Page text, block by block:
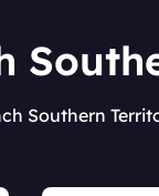
Southern